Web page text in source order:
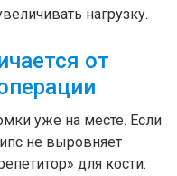
нагрузку.
от
уже на месте. Если
не выровняет
для кости: